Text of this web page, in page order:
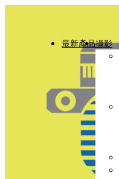
最新產品攝影